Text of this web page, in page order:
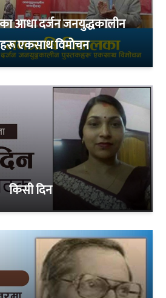
आधा दर्जन जनयुद्धकालीन
एकसाथ विमोचन
किसी दिन